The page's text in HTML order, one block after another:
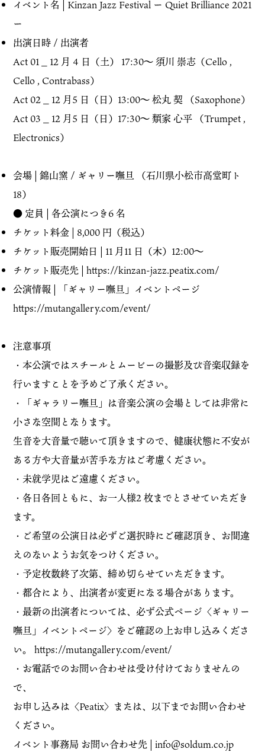
イベント名 | Kinzan Jazz Festival ー Quiet Brilliance 2021
ー
出演日時 / 出演者
Act 01 _ 12 月 4 日（土） 17:30～ 須川 崇志（Cello ,
Cello , Contrabass）
Act 02 _ 12 月5 日（日）13:00～ 松丸 契 （Saxophone）
Act 03 _ 12 月5 日（日）17:30～ 類家 心平 （Trumpet ,
Electronics）
会場 | 錦山窯 / ギャリー嘸旦 （石川県小松市高堂町ト
18）
● 定員 | 各公演につき6 名
チケット料金 | 8,000 円（税込）
チケット販売開始日 | 11 月11 日（木）12:00～
チケット販売先 | https://kinzan-jazz.peatix.com/
公演情報 | 「ギャリー嘸旦」イベントページ
https://mutangallery.com/event/
注意事項
・本公演ではスチールとムービーの撮影及び音楽収録を
行いますことを予めご了承ください。
・「ギャラリー嘸旦」は音楽公演の会場としては非常に
小さな空間となります。
生音を大音量で聴いて頂きますので、健康状態に不安が
ある方や大音量が苦手な方はご考慮ください。
・未就学児はご遠慮ください。
・各日各回ともに、お一人様2 枚までとさせていただき
ます。
・ご希望の公演日は必ずご選択時にご確認頂き、お間違
えのないようお気をつけください。
・予定枚数終了次第、締め切らせていただきます。
・都合により、出演者が変更になる場合があります。
・最新の出演者については、必ず公式ページ〈ギャリー
嘸旦」イベントページ〉をご確認の上お申し込みくださ
い。 https://mutangallery.com/event/
・お電話でのお問い合わせは受け付けておりませんの
で、
お申し込みは〈Peatix〉または、以下までお問い合わせ
ください。
イベント事務局 お問い合わせ先 | info＠soldum.co.jp